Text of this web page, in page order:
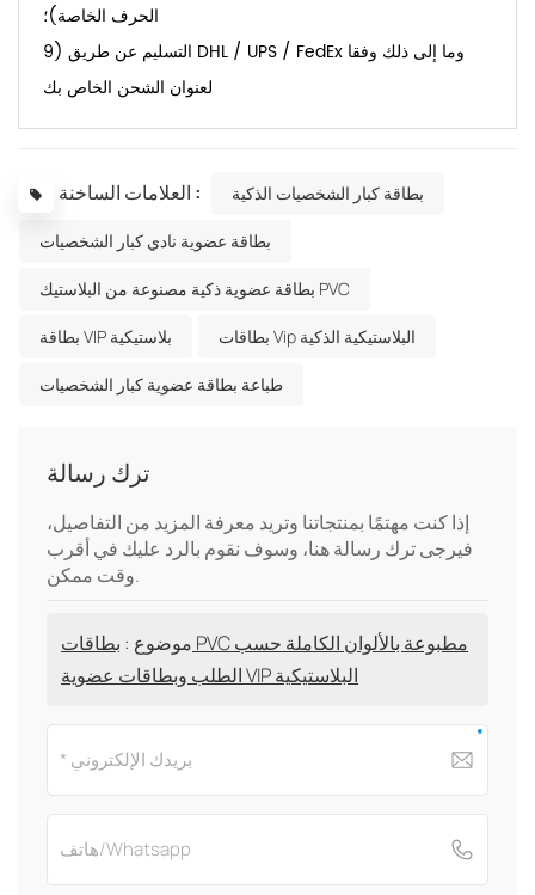
الحرف الخاصة)؛
9) التسليم عن طريق DHL / UPS / FedEx وما إلى ذلك وفقا
لعنوان الشحن الخاص بك
العلامات الساخنة : بطاقة كبار الشخصيات الذكية
بطاقة عضوية نادي كبار الشخصيات
بطاقة عضوية ذكية مصنوعة من البلاستيك PVC
بطاقة VIP بلاستيكية بطاقات Vip البلاستيكية الذكية
طباعة بطاقة عضوية كبار الشخصيات
ترك رسالة
إذا كنت مهتمًا بمنتجاتنا وتريد معرفة المزيد من التفاصيل،
فيرجى ترك رسالة هنا، وسوف نقوم بالرد عليك في أقرب
وقت ممكن.
موضوع : بطاقات PVC مطبوعة بالألوان الكاملة حسب
الطلب وبطاقات عضوية VIP البلاستيكية